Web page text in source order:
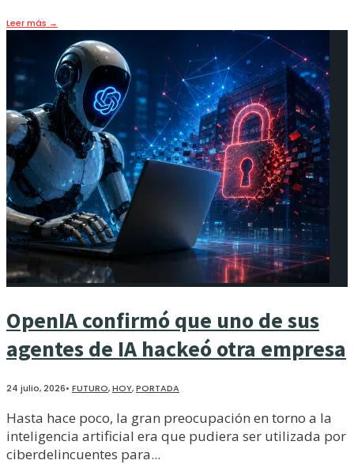
Leer más →
OpenIA confirmó que uno de sus
agentes de IA hackeó otra empresa
24 julio, 2026• FUTURO,HOY,PORTADA
Hasta hace poco, la gran preocupación en torno a la
inteligencia artificial era que pudiera ser utilizada por
ciberdelincuentes para...